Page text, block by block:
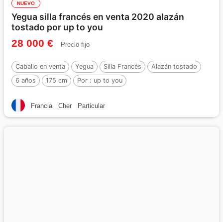
NUEVO
Yegua silla francés en venta 2020 alazán
tostado por up to you
28 000 € Precio fijo
Caballo en venta Yegua Silla Francés
Alazán tostado
6 años
175 cm Por : up to you
Francia Cher Particular